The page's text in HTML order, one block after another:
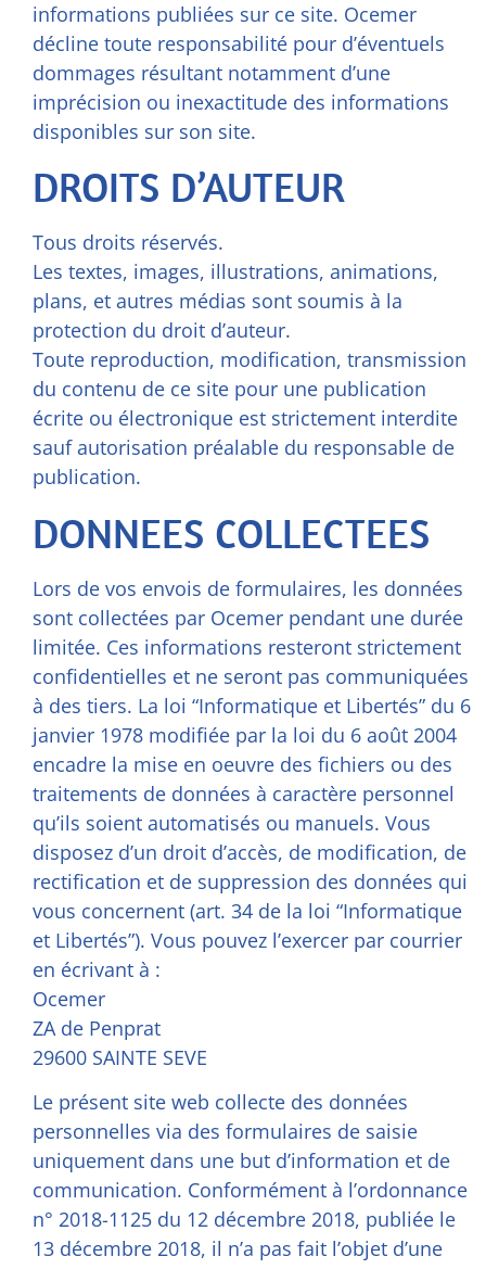
informations publiées sur ce site. Ocemer
décline toute responsabilité pour d’éventuels
dommages résultant notamment d’une
imprécision ou inexactitude des informations
disponibles sur son site.
DROITS D’AUTEUR
Tous droits réservés.
Les textes, images, illustrations, animations,
plans, et autres médias sont soumis à la
protection du droit d’auteur.
Toute reproduction, modification, transmission
du contenu de ce site pour une publication
écrite ou électronique est strictement interdite
sauf autorisation préalable du responsable de
publication.
DONNEES COLLECTEES
Lors de vos envois de formulaires, les données
sont collectées par Ocemer pendant une durée
limitée. Ces informations resteront strictement
confidentielles et ne seront pas communiquées
à des tiers. La loi “Informatique et Libertés” du 6
janvier 1978 modifiée par la loi du 6 août 2004
encadre la mise en oeuvre des fichiers ou des
traitements de données à caractère personnel
qu’ils soient automatisés ou manuels. Vous
disposez d’un droit d’accès, de modification, de
rectification et de suppression des données qui
vous concernent (art. 34 de la loi “Informatique
et Libertés”). Vous pouvez l’exercer par courrier
en écrivant à :
Ocemer
ZA de Penprat
29600 SAINTE SEVE
Le présent site web collecte des données
personnelles via des formulaires de saisie
uniquement dans une but d’information et de
communication. Conformément à l’ordonnance
n° 2018-1125 du 12 décembre 2018, publiée le
13 décembre 2018, il n’a pas fait l’objet d’une